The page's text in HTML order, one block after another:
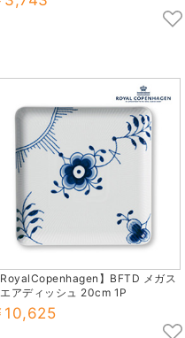
RoyalCopenhagen】BFTD メガス
アディッシュ 20cm 1P
10,625